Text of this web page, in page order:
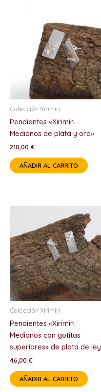
Colección Xirimiri
Pendientes «Xirimiri
Medianos de plata y oro»
210,00 €
AÑADIR AL CARRITO
Colección Xirimiri
Pendientes «Xirimiri
Medianos con gotitas
superiores» de plata de ley
46,00 €
AÑADIR AL CARRITO